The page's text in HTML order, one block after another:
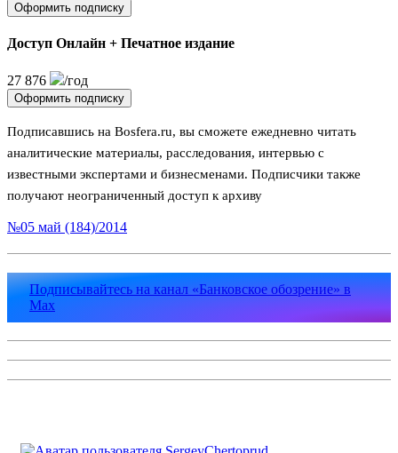
Оформить подписку
Доступ Онлайн + Печатное издание
27 876 /год
Оформить подписку
Подписавшись на Bosfera.ru, вы сможете ежедневно читать
аналитические материалы, расследования, интервью с
известными экспертами и бизнесменами. Подписчики также
получают неограниченный доступ к архиву
№05 май (184)/2014
Подписывайтесь на канал «Банковское обозрение» в
Max